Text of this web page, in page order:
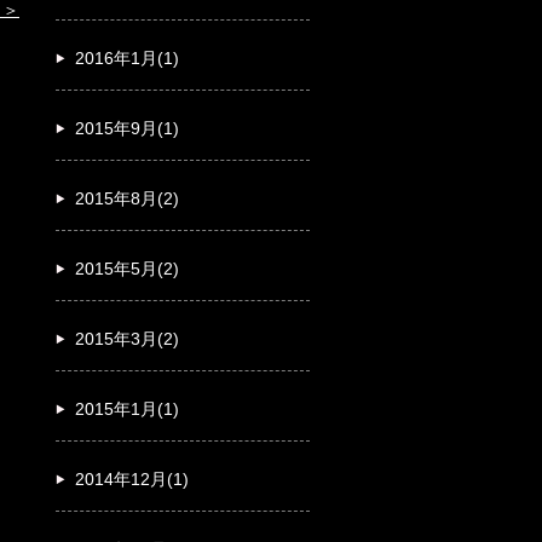
2016年1月(1)
2015年9月(1)
2015年8月(2)
2015年5月(2)
2015年3月(2)
2015年1月(1)
2014年12月(1)